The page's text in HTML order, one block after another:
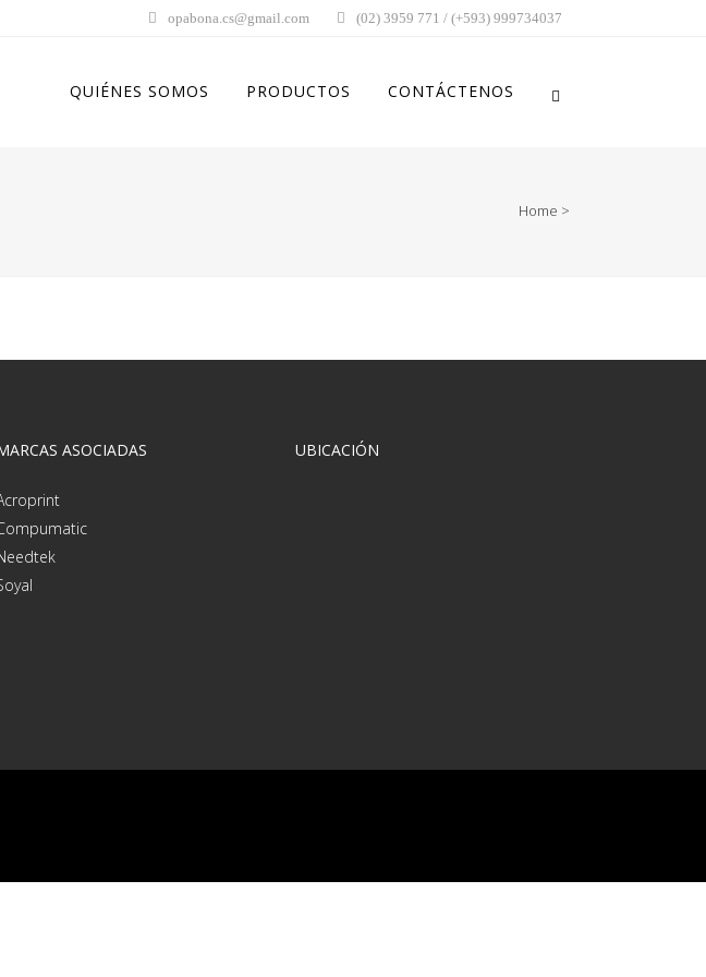
opabona.cs@gmail.com (02) 3959 771 / (+593) 999734037
QUIÉNES SOMOS PRODUCTOS CONTÁCTENOS
Home >
ASOCIADAS UBICACIÓN